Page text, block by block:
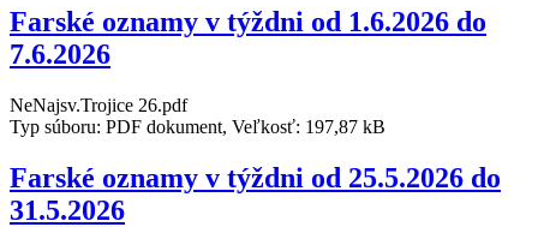
Farské oznamy v týždni od 1.6.2026 do
7.6.2026
NeNajsv.Trojice 26.pdf
Typ súboru: PDF dokument, Veľkosť: 197,87 kB
Farské oznamy v týždni od 25.5.2026 do
31.5.2026